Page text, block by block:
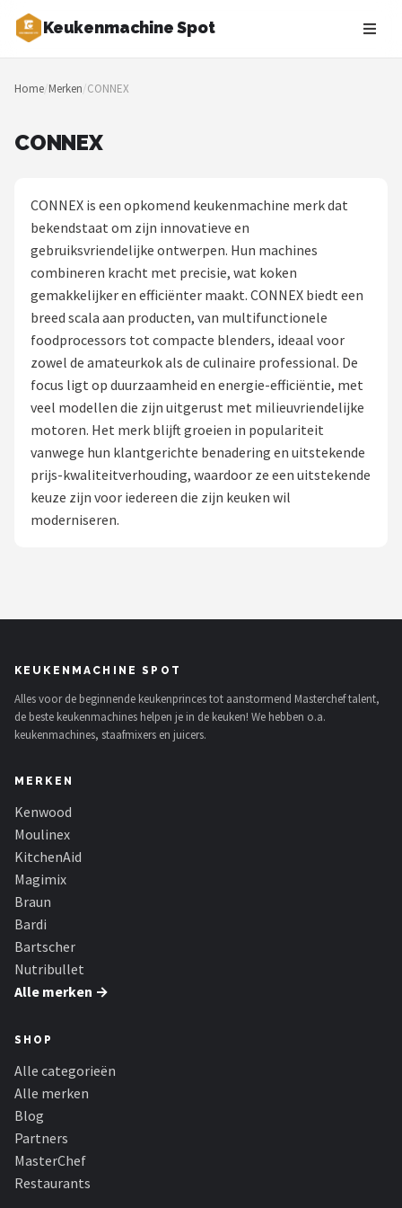
Keukenmachine Spot
Zoeken
NAVIGATIE
Blog
MasterChef
Restaurants
Keukenmachines
Staafmixers
Juicers
Shop
Magimix
Braun
Bartscher
Nutribullet
KitchenBrothers
Philips
Alle merken →
Home/Merken/CONNEX
CONNEX
CONNEX is een opkomend keukenmachine merk dat
bekendstaat om zijn innovatieve en
gebruiksvriendelijke ontwerpen. Hun machines
combineren kracht met precisie, wat koken
gemakkelijker en efficiënter maakt. CONNEX biedt een
breed scala aan producten, van multifunctionele
foodprocessors tot compacte blenders, ideaal voor
zowel de amateurkok als de culinaire professional. De
focus ligt op duurzaamheid en energie-efficiëntie, met
veel modellen die zijn uitgerust met milieuvriendelijke
motoren. Het merk blijft groeien in populariteit
vanwege hun klantgerichte benadering en uitstekende
prijs-kwaliteitverhouding, waardoor ze een uitstekende
keuze zijn voor iedereen die zijn keuken wil
moderniseren.
KEUKENMACHINE SPOT
Alles voor de beginnende keukenprinces tot aanstormend Masterchef talent,
de beste keukenmachines helpen je in de keuken! We hebben o.a.
keukenmachines, staafmixers en juicers.
MERKEN
Kenwood
Moulinex
KitchenAid
Magimix
Braun
Bardi
Bartscher
Nutribullet
Alle merken →
SHOP
Alle categorieën
Alle merken
Blog
Partners
MasterChef
Restaurants